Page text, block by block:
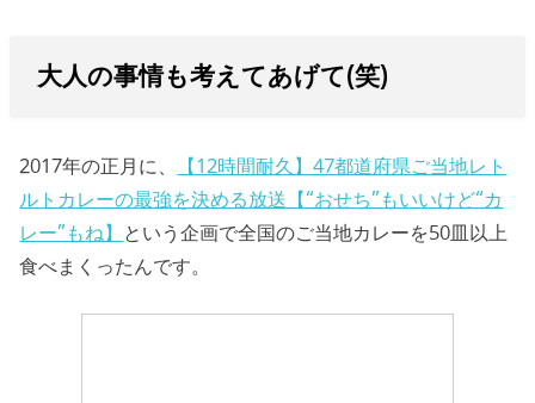
大人の事情も考えてあげて(笑)
2017年の正月に、
【12時間耐久】47都道府県ご当地レト
ルトカレーの最強を決める放送【“おせち”もいいけど“カ
レー”もね】 という企画で全国のご当地カレーを50皿以上
食べまくったんです。